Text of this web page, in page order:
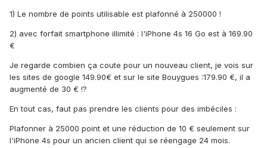
1) Le nombre de points utilisable est plafonné à 250000 !
2) avec forfait smartphone illimité : l'iPhone 4s 16 Go est à 169.90
€
Je regarde combien ça coute pour un nouveau client, je vois sur
les sites de google 149.90€ et sur le site Bouygues :179.90 €, il a
augmenté de 30 € !?
En tout cas, faut pas prendre les clients pour des imbéciles :
Plafonner à 25000 point et une réduction de 10 € seulement sur
l'iPhone 4s pour un ancien client qui se réengage 24 mois.